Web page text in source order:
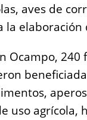
aves de
la elaboración
Ocampo, 240
uso agrícola,